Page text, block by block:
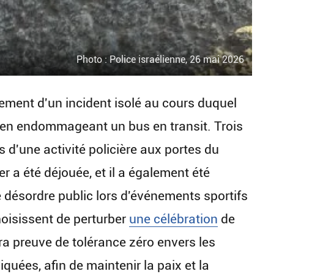
Photo : Police israélienne, 26 mai 2026
d'un incident isolé au cours duquel
endommageant un bus en transit. Trois
d'une activité policière aux portes du
a été déjouée, et il a également été
public lors d'événements sportifs
de perturber une célébration de
preuve de tolérance zéro envers les
afin de maintenir la paix et la